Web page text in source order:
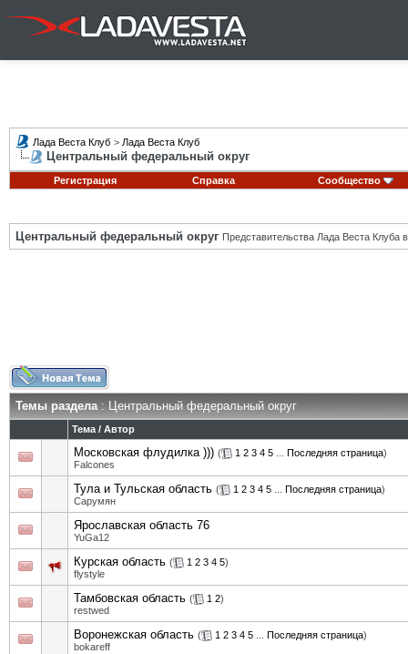
Лада Веста Клуб > Лада Веста Клуб
Центральный федеральный округ
Регистрация Справка Сообщество
Центральный федеральный округ Представительства Лада Веста Клуба
Темы раздела: Центральный федеральный округ
Тема / Автор
Московская флудилка ))) ( 1 2 3 4 5 Последняя страница)
Falcones
Тула и Тульская область ( 1 2 3 4 5 Последняя страница)
Сарумян
Ярославская область 76
YuGa12
Курская область ( 1 2 3 4 5)
flystyle
Тамбовская область ( 1 2)
restwed
Воронежская область ( 1 2 3 4 5 Последняя страница)
bokareff